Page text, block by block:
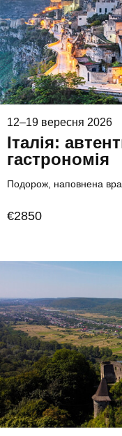
12–19 вересня 2026
Італія:
гастрономія
Подорож, наповнена
€2850